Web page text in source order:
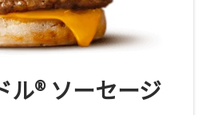
ル® ソーセージ